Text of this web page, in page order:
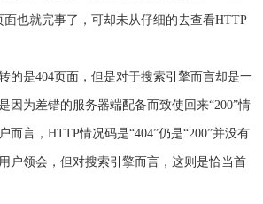
面也就完事了，可却未从仔细的去查看HTTP
的是404页面，但是对于搜索引擎而言却是一
因为差错的服务器端配备而致使回来“200”情
而言，HTTP情况码是“404”仍是“200”并没有
户领会，但对搜索引擎而言，这则是恰当首